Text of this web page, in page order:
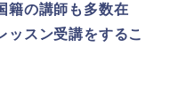
籍の講師も多数在
ッスン受講をするこ